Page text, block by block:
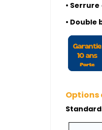
• Serrure
• Double
Options